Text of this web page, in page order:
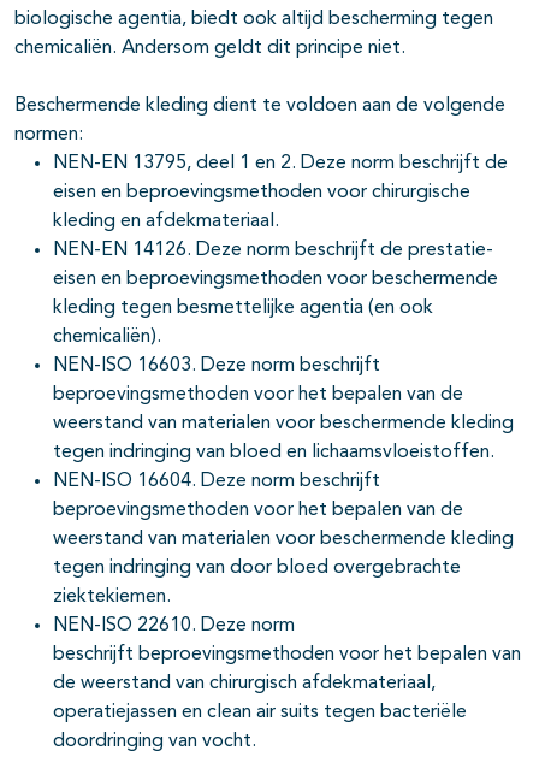
biologische agentia, biedt ook altijd bescherming tegen
chemicaliën. Andersom geldt dit principe niet.
Beschermende kleding dient te voldoen aan de volgende
normen:
NEN-EN 13795, deel 1 en 2. Deze norm beschrijft de
eisen en beproevingsmethoden voor chirurgische
kleding en afdekmateriaal.
NEN-EN 14126. Deze norm beschrijft de prestatie-
eisen en beproevingsmethoden voor beschermende
kleding tegen besmettelijke agentia (en ook
chemicaliën).
NEN-ISO 16603. Deze norm beschrijft
beproevingsmethoden voor het bepalen van de
weerstand van materialen voor beschermende kleding
tegen indringing van bloed en lichaamsvloeistoffen.
NEN-ISO 16604. Deze norm beschrijft
beproevingsmethoden voor het bepalen van de
weerstand van materialen voor beschermende kleding
tegen indringing van door bloed overgebrachte
ziektekiemen.
NEN-ISO 22610. Deze norm
beschrijft beproevingsmethoden voor het bepalen van
de weerstand van chirurgisch afdekmateriaal,
operatiejassen en clean air suits tegen bacteriële
doordringing van vocht.